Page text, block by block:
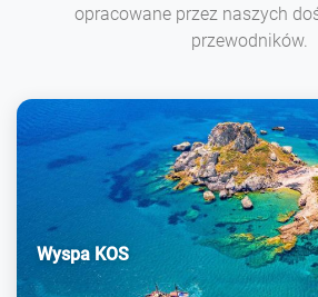
opracowane przez naszych
przewodników.
Wyspa KOS